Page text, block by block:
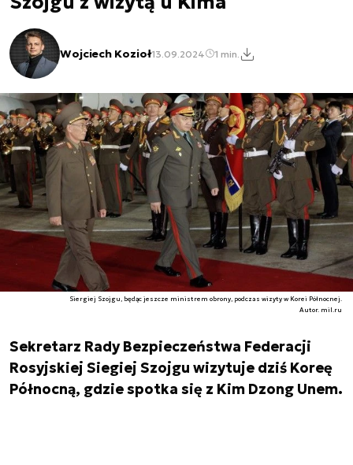
Wojciech Kozioł13.09.2024 1 min.
Siergiej Szojgu, będąc jeszcze ministrem obrony, podczas wizyty w Korei Północnej.
Autor. mil.ru
Sekretarz Rady Bezpieczeństwa Federacji
Rosyjskiej Siegiej Szojgu wizytuje dziś Koreę
Północną, gdzie spotka się z Kim Dzong Unem.